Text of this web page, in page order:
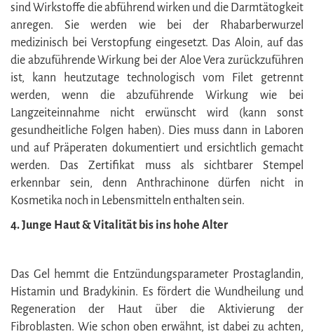
sind Wirkstoffe die abführend wirken und die Darmtätogkeit
anregen. Sie werden wie bei der Rhabarberwurzel
medizinisch bei Verstopfung eingesetzt. Das Aloin, auf das
die abzuführende Wirkung bei der Aloe Vera zurückzuführen
ist, kann heutzutage technologisch vom Filet getrennt
werden, wenn die abzuführende Wirkung wie bei
Langzeiteinnahme nicht erwünscht wird (kann sonst
gesundheitliche Folgen haben). Dies muss dann in Laboren
und auf Präperaten dokumentiert und ersichtlich gemacht
werden. Das Zertifikat muss als sichtbarer Stempel
erkennbar sein, denn Anthrachinone dürfen nicht in
Kosmetika noch in Lebensmitteln enthalten sein.
4. Junge Haut & Vitalität bis ins hohe Alter
Das Gel hemmt die Entzündungsparameter Prostaglandin,
Histamin und Bradykinin. Es fördert die Wundheilung und
Regeneration der Haut über die Aktivierung der
Fibroblasten. Wie schon oben erwähnt, ist dabei zu achten,